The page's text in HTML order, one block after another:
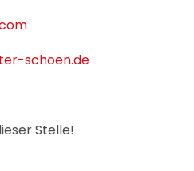
schoen.de
Stelle!